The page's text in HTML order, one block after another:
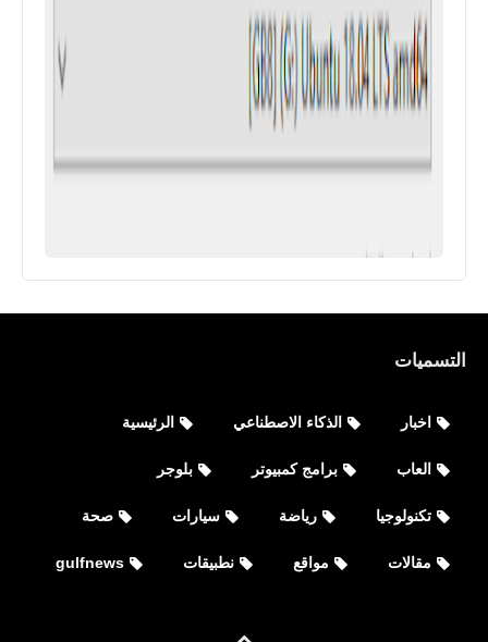
والأندرويد
التسميات
اخبار الذكاء الاصطناعي الرئيسية
العاب برامج كمبيوتر بلوجر
تكنولوجيا رياضة سيارات صحة
مقالات مواقع نطبيقات gulfnews